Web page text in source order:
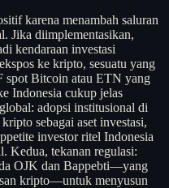
karena menambah saluran
Jika diimplementasikan,
kendaraan investasi
ke kripto, sesuatu yang
spot Bitcoin atau ETN yang
Indonesia cukup jelas
adopsi institusional di
sebagai aset investasi,
investor ritel Indonesia
Kedua, tekanan regulasi:
OJK dan Bappebti—yang
kripto—untuk menyusun